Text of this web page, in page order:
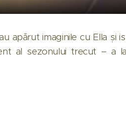
apărut imaginile cu Ella și
al sezonului trecut – a